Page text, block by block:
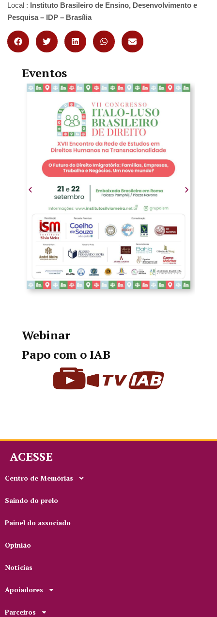
Local : Instituto Brasileiro de Ensino, Desenvolvimento e
Pesquisa – IDP – Brasília
Eventos
Webinar
Papo com o IAB
ACESSE
Centro de Memórias
Saindo do prelo
Painel do associado
Opinião
Notícias
Apoiadores
Parceiros